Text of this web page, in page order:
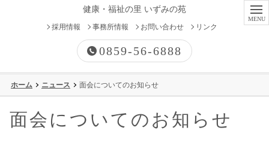
健康・福祉の里 いずみの苑
採用情報 事務所情報 お問い合わせ リンク
0859-56-6888
有料老人ホーム
高齢者向け優良賃貸住宅
ホーム ニュース 面会についてのお知らせ
面会についてのお知らせ